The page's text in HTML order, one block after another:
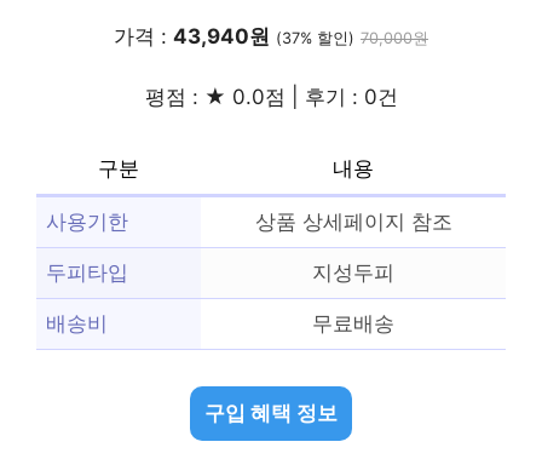
가격 : 43,940원 (37% 할인) 70,000원
평점 : ★ 0.0점 | 후기 : 0건
구분 내용
사용기한 상품 상세페이지 참조
두피타입 지성두피
배송비 무료배송
구입 혜택 정보